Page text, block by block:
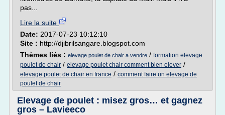
pas...
Lire la suite
Date: 2017-07-23 10:12:10
Site : http://djibrilsangare.blogspot.com
Thèmes liés : elevage poulet de chair a vendre / formation elevage
poulet de chair / elevage poulet chair comment bien elever /
elevage poulet de chair en france / comment faire un elevage de
poulet de chair
Elevage de poulet : misez gros… et gagnez
gros – Lavieeco